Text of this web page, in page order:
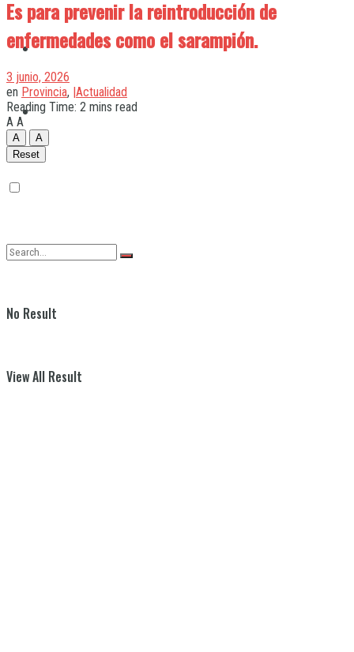
Quilmes
Varela
No Result
View All Result
Es para prevenir la reintroducción de
enfermedades como el sarampión.
3 junio, 2026
en Provincia, |Actualidad
Reading Time: 2 mins read
A A
A
A
Reset